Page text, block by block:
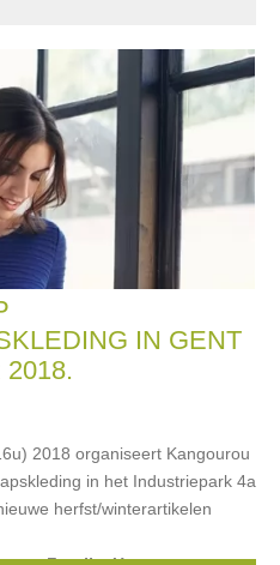
IN GENT
2018.
2018 organiseert Kangourou
in het Industriepark 4a
herfst/winterartikelen